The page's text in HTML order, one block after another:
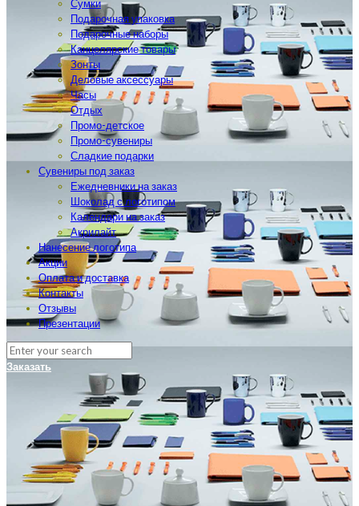
Сумки
Подарочная упаковка
Подарочные наборы
Канцелярские товары
Зонты
Деловые аксессуары
Часы
Отдых
Промо-детское
Промо-сувениры
Сладкие подарки
Сувениры под заказ
Ежедневники на заказ
Шоколад с логотипом
Календари на заказ
Акрилайт
Нанесение логотипа
Акции
Оплата и доставка
Контакты
Отзывы
Презентации
Заказать